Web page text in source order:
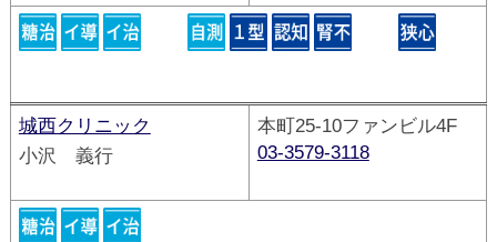
城西クリニック
小沢 義行
本町25-10ファンビル4F
03-3579-3118